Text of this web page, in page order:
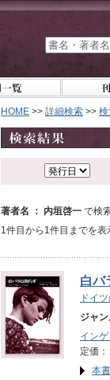
HOME >> 詳細検索 >>
著者名 ： 内垣啓一 で検
1件目から1件目までを表
白バ
ドイ
ジャン
イン
定価
本